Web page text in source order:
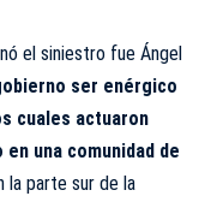
el siniestro fue Ángel
ser enérgico
cuales actuaron
una comunidad de
la parte sur de la